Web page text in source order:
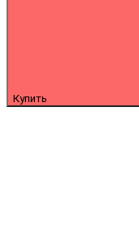
Купить